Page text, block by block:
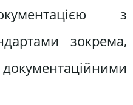
з
зокрема,